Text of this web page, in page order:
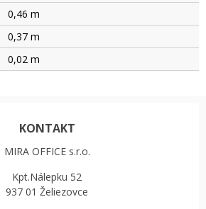
0,46 m
0,37 m
0,02 m
KONTAKT
MIRA OFFICE s.r.o.
Kpt.Nálepku 52
937 01 Želiezovce